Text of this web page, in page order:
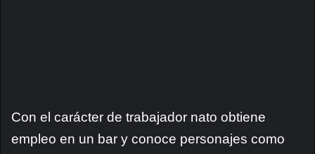
Con el carácter de trabajador nato obtiene
empleo en un bar y conoce personajes como